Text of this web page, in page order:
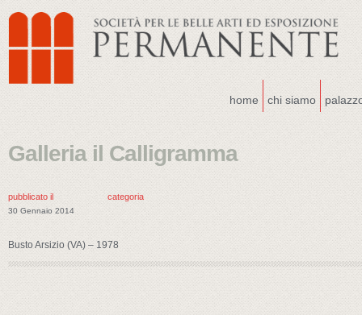
home chi siamo
Galleria il Calligramma
pubblicato il
30 Gennaio 2014
categoria
Busto Arsizio (VA) – 1978